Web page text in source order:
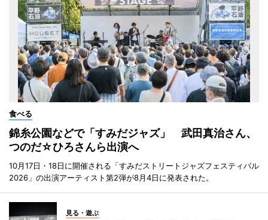
食べる
錦糸公園などで「すみだジャズ」 武田真治さん、
つのだ☆ひろさんら出演へ
10月17日・18日に開催される「すみだストリートジャズフェスティバル
2026」の出演アーティスト第2弾が8月4日に発表された。
見る・遊ぶ